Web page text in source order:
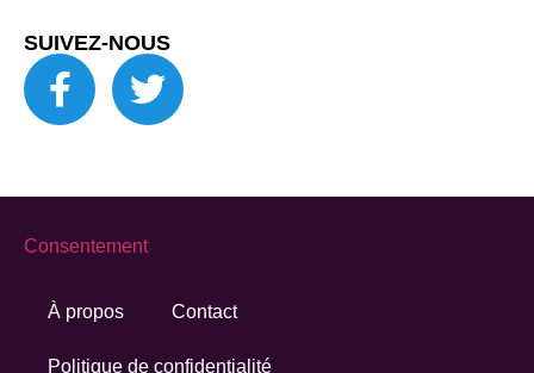
SUIVEZ-NOUS
À propos Contact
Politique de confidentialité
Consentement